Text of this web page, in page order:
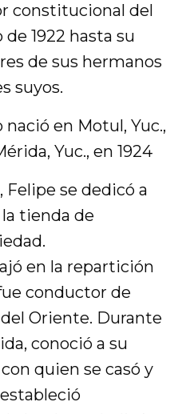
constitucional del
1922 hasta su
de sus hermanos
suyos.
en Motul, Yuc.,
Yuc., en 1924
se dedicó a
tienda de
en la repartición
conductor de
Oriente. Durante
conoció a su
quien se casó y